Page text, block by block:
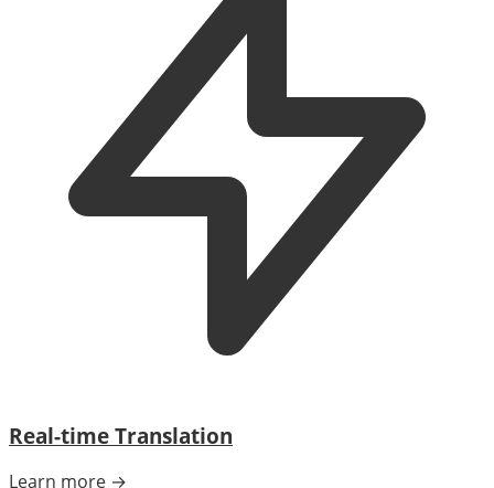
Real-time Translation
Learn more →